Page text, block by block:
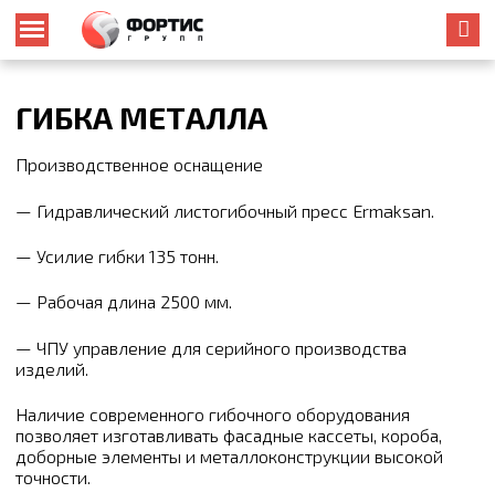
ГИБКА МЕТАЛЛА
Производственное оснащение
— Гидравлический листогибочный пресс Ermaksan.
— Усилие гибки 135 тонн.
— Рабочая длина 2500 мм.
— ЧПУ управление для серийного производства
изделий.
Наличие современного гибочного оборудования
позволяет изготавливать фасадные кассеты, короба,
доборные элементы и металлоконструкции высокой
точности.